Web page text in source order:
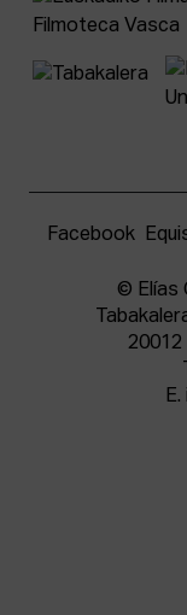
Facebook
© Elías
E.